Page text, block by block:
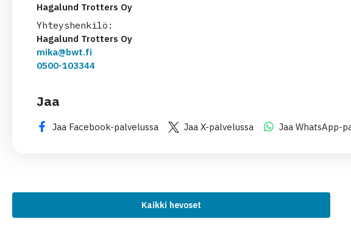
Hagalund Trotters Oy
Yhteyshenkilö:
Hagalund Trotters Oy
mika@bwt.fi
0500-103344
Jaa
Jaa Facebook-palvelussa Jaa X-palvelussa Jaa WhatsApp-
Kaikki hevoset